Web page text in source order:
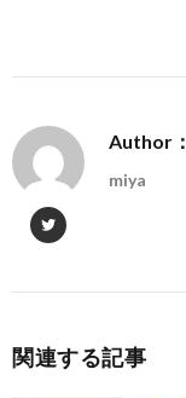
Author
miya
関連する記事